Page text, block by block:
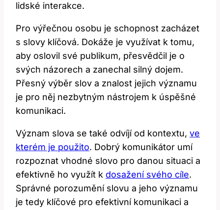
lidské interakce.
Pro výřečnou osobu je schopnost zacházet
s slovy klíčová. Dokáže je využívat k tomu,
aby oslovil své publikum, přesvědčil je o
svých názorech a zanechal silný dojem.
Přesný výběr slov a znalost jejich významu
je pro něj nezbytným nástrojem k úspěšné
komunikaci.
Význam slova se také odvíjí od kontextu, ve
kterém je použito. Dobrý komunikátor umí
rozpoznat vhodné slovo pro danou situaci a
efektivně ho využít k dosažení svého cíle.
Správné porozumění slovu a jeho významu
je tedy klíčové pro efektivní komunikaci a